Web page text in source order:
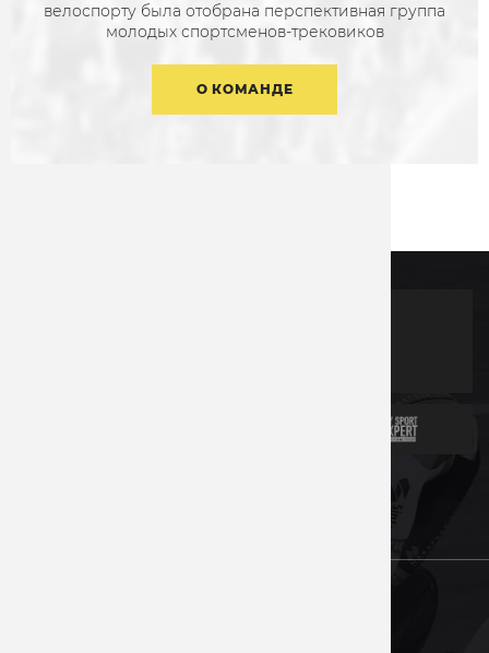
велоспорту была отобрана перспективная группа
молодых спортсменов-трековиков
О КОМАНДЕ